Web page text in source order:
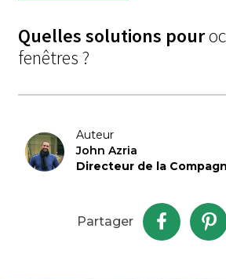
Quelles solutions pour
fenêtres ?
Auteur
John Azria
Directeur de la
Partager